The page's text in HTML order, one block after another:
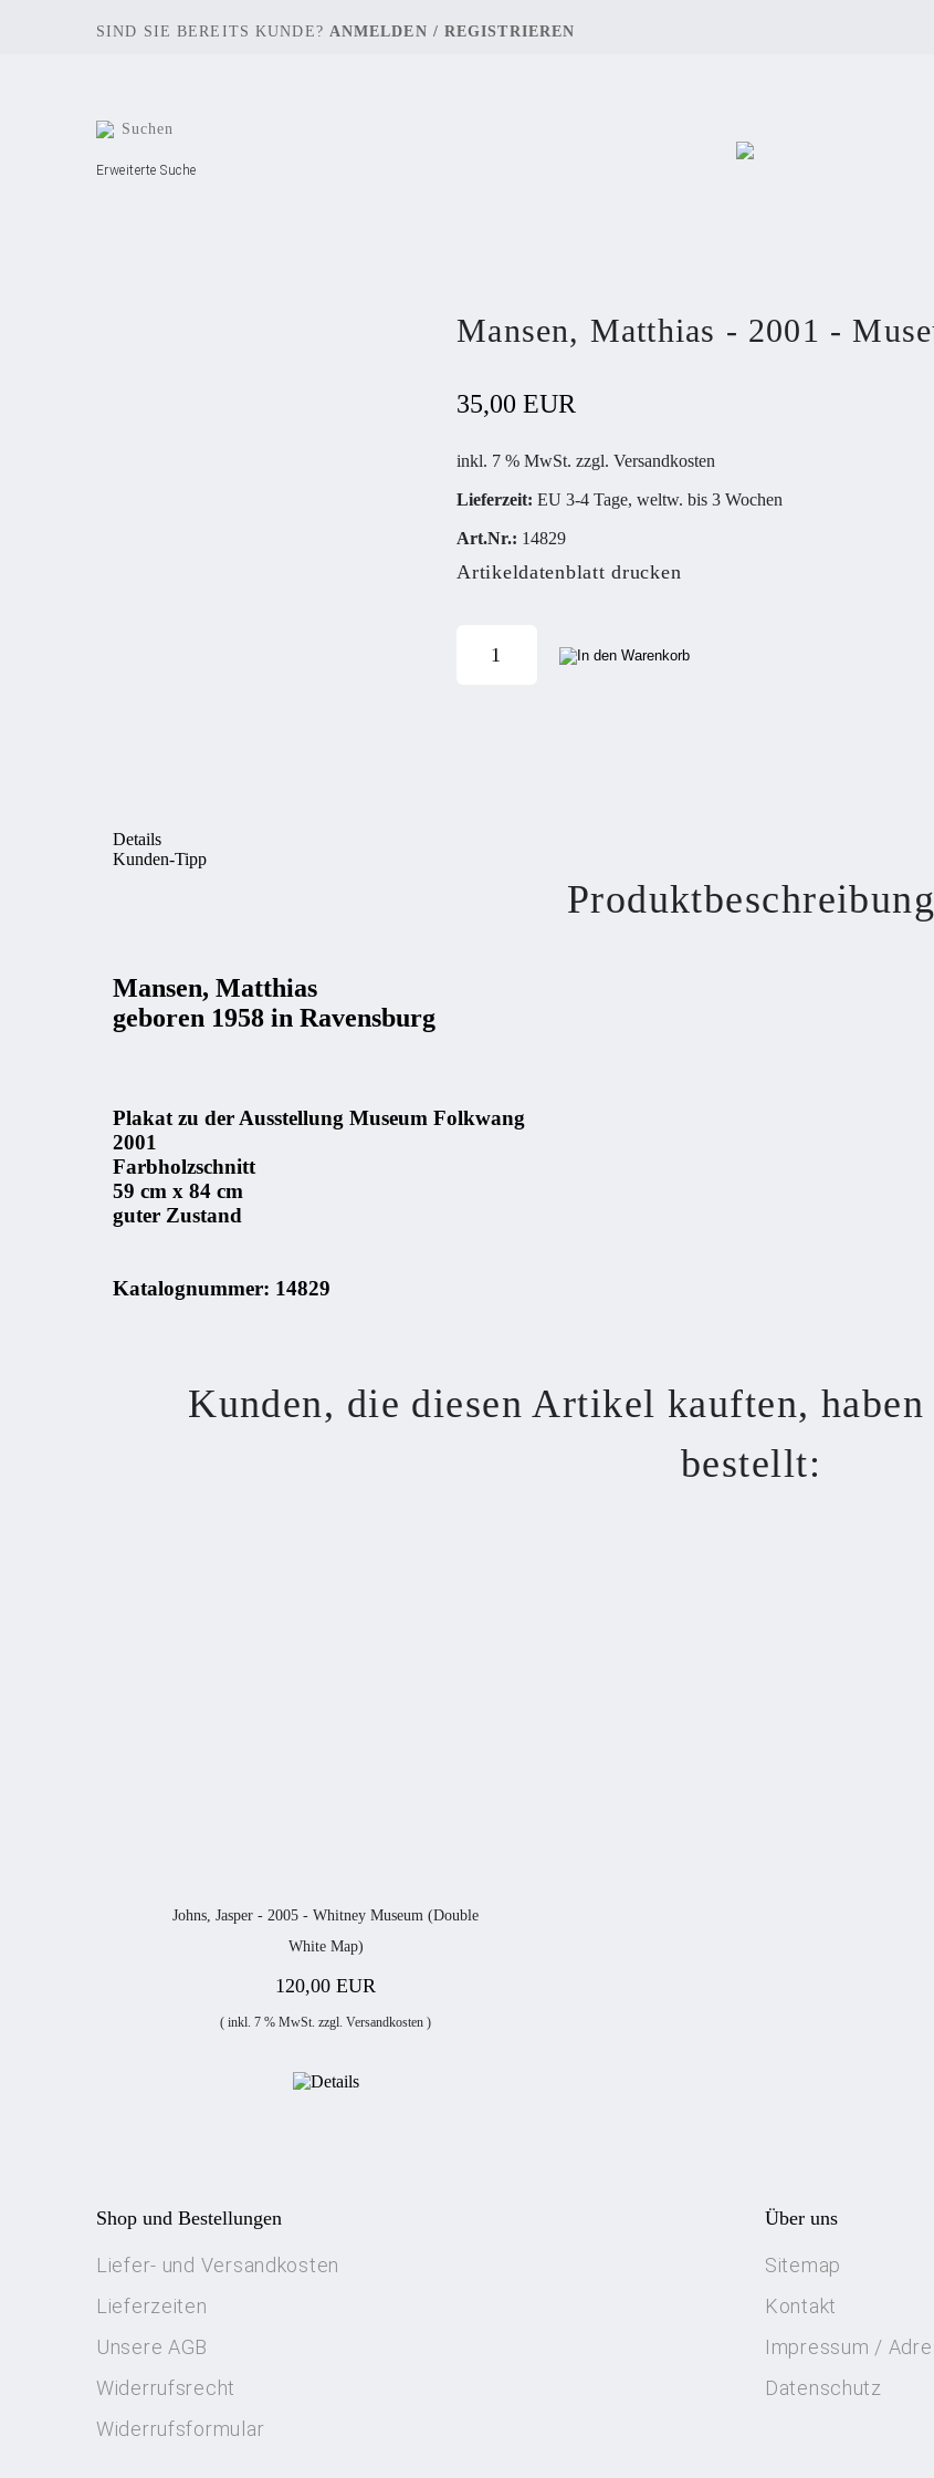
SIND SIE BEREITS KUNDE? ANMELDEN / REGISTRIEREN
Erweiterte Suche
Mansen, Matthias - 2001 -
35,00 EUR
inkl. 7 % MwSt. zzgl.Versandkosten
Lieferzeit: EU 3-4 Tage, weltw. bis 3 Wochen
Art.Nr.: 14829
Artikeldatenblatt drucken
Details
Kunden-Tipp
Produktbeschreibung
Mansen, Matthias
geboren 1958 in Ravensburg
Plakat zu der Ausstellung Museum Folkwang
2001
Farbholzschnitt
59 cm x 84 cm
guter Zustand
Katalognummer: 14829
Kunden, die diesen Artikel kauften,
bestellt:
Johns, Jasper - 2005 - Whitney Museum (Double
White Map)
120,00 EUR
( inkl. 7 % MwSt. zzgl. Versandkosten )
Shop und Bestellungen
Liefer- und Versandkosten
Lieferzeiten
Unsere AGB
Widerrufsrecht
Widerrufsformular
Über uns
Sitemap
Kontakt
Impressum /
Datenschutz